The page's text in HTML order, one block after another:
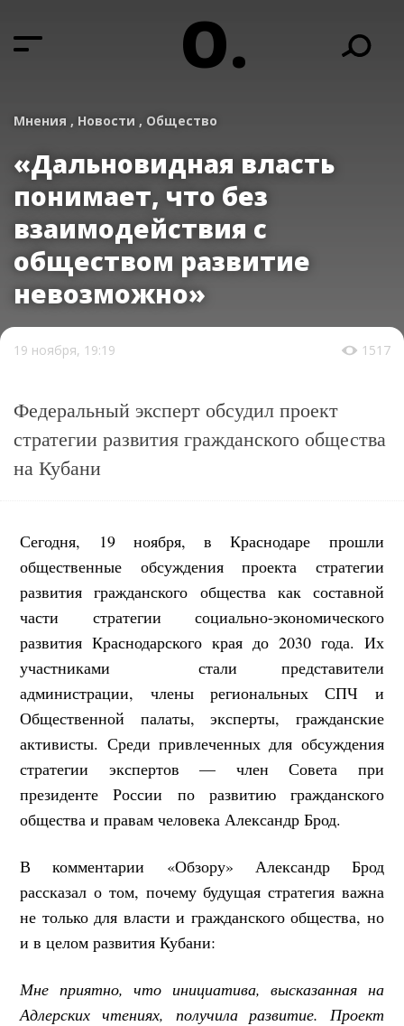
О.
Мнения , Новости , Общество
«Дальновидная власть
понимает, что без
взаимодействия с
обществом развитие
невозможно»
19 ноября, 19:19 1517
Федеральный эксперт обсудил проект
стратегии развития гражданского общества
на Кубани
Сегодня, 19 ноября, в Краснодаре прошли
общественные обсуждения проекта стратегии
развития гражданского общества как составной
части стратегии социально-экономического
развития Краснодарского края до 2030 года. Их
участниками стали представители
администрации, члены региональных СПЧ и
Общественной палаты, эксперты, гражданские
активисты. Среди привлеченных для обсуждения
стратегии экспертов — член Совета при
президенте России по развитию гражданского
общества и правам человека Александр Брод.
В комментарии «Обзору» Александр Брод
рассказал о том, почему будущая стратегия важна
не только для власти и гражданского общества, но
и в целом развития Кубани:
Мне приятно, что инициатива, высказанная на
Адлерских чтениях, получила развитие. Проект